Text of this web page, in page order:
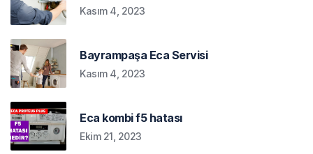
Kasım 4, 2023
Bayrampaşa Eca Servisi
Kasım 4, 2023
Eca kombi f5 hatası
Ekim 21, 2023